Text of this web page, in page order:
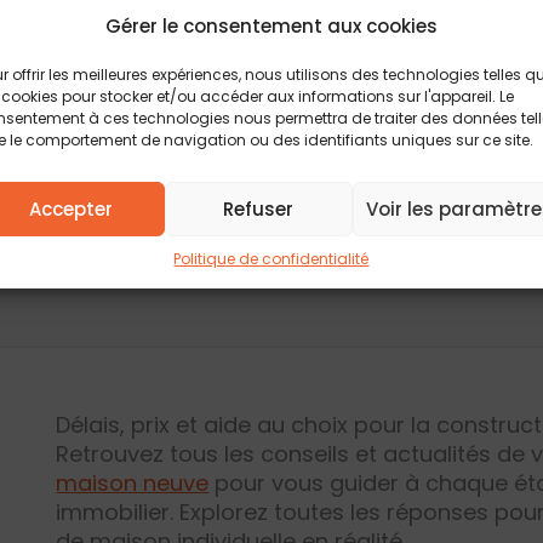
Gérer le consentement aux cookies
offrir les meilleures expériences, nous utilisons des technologies telles
pour stocker et/ou accéder aux informations sur l'appareil. Le
à ces technologies nous permettra de traiter des données
le comportement de navigation ou des identifiants uniques sur ce site.
Accepter Refuser Voir les
Politique de confidentialité
A CADILLAC
Délais, prix et aide au choix pour la
Retrouvez tous les conseils et actualités de
maison neuve pour vous guider à chaque
immobilier. Explorez toutes les réponses